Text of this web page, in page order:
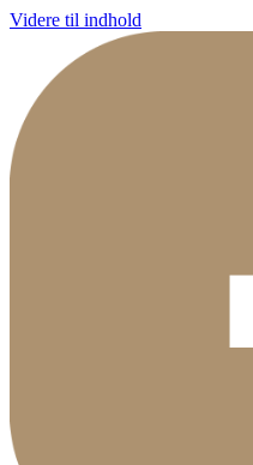
Videre til indhold